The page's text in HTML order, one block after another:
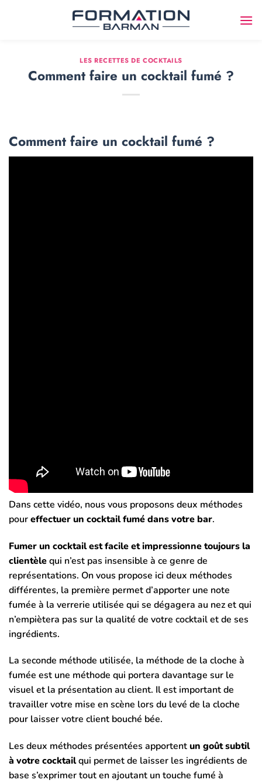
LES RECETTES DE COCKTAILS
Comment faire un cocktail fumé ?
Comment faire un cocktail fumé ?
Dans cette vidéo, nous vous proposons deux méthodes
poureffectuer un cocktail fumé dans votre bar.
Fumer un cocktail est facile et impressionne toujours la
clientèlequi n’est pas insensible à ce genre de
représentations. On vous propose ici deux méthodes
différentes, la première permet d’apporter une note
fumée à la verrerie utilisée qui se dégagera au nez et qui
n’empiètera pas sur la qualité de votre cocktail et de ses
ingrédients.
La seconde méthode utilisée, la méthode de la cloche à
fumée est une méthode qui portera davantage sur le
visuel et la présentation au client. Il est important de
travailler votre mise en scène lors du levé de la cloche
pour laisser votre client bouché bée.
Les deux méthodes présentées apportentun goût subtil
à votre cocktailqui permet de laisser les ingrédients de
base s’exprimer tout en ajoutant un touche fumé à